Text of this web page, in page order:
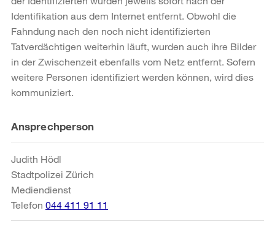
Identifikation aus dem Internet entfernt. Obwohl die
Fahndung nach den noch nicht identifizierten
Tatverdächtigen weiterhin läuft, wurden auch ihre Bilder
in der Zwischenzeit ebenfalls vom Netz entfernt. Sofern
weitere Personen identifiziert werden können, wird dies
kommuniziert.
Weitere
Informationen
Ansprechperson
Judith Hödl
Stadtpolizei Zürich
Mediendienst
Telefon 044 411 91 11